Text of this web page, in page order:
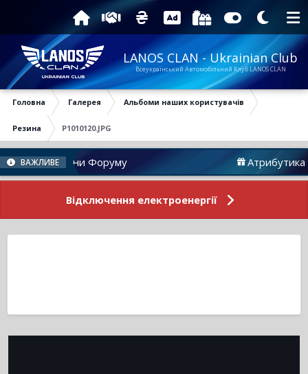
LANOS CLAN - Ukrainian Club
Всеукраїнський Автомобільний Клуб LANOS CLAN
Головна Галерея Альбоми наших користувачів
Резина P1010120.JPG
ВАЖЛИВЕ
Новини Форуму Атрибутика
Відключення електроенергії